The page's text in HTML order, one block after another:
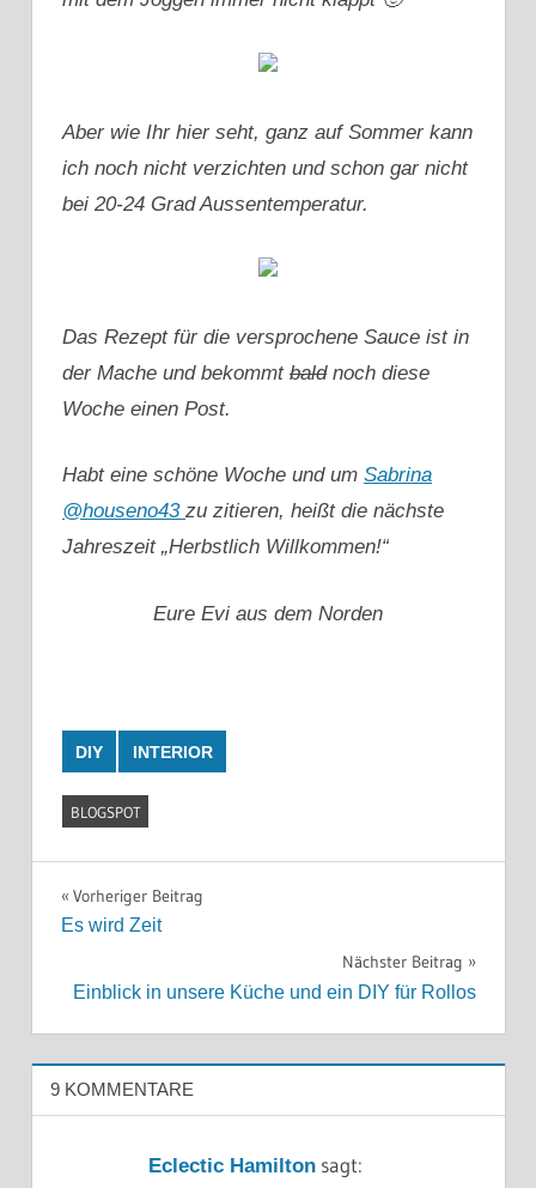
Aber wie Ihr hier seht, ganz auf Sommer kann
ich noch nicht verzichten und schon gar nicht
bei 20-24 Grad Aussentemperatur.
Das Rezept für die versprochene Sauce ist in
der Mache und bekommt baldnoch diese
Woche einen Post.
Habt eine schöne Woche und um Sabrina
@houseno43 zu zitieren, heißt die nächste
Jahreszeit „Herbstlich Willkommen!“
Eure Evi aus dem Norden
DIY INTERIOR
BLOGSPOT
Beitragsnavigation
Vorheriger Beitrag
Es wird Zeit
Nächster Beitrag
Einblick in unsere Küche und ein DIY für Rollos
9 KOMMENTARE
Eclectic Hamilton sagt: